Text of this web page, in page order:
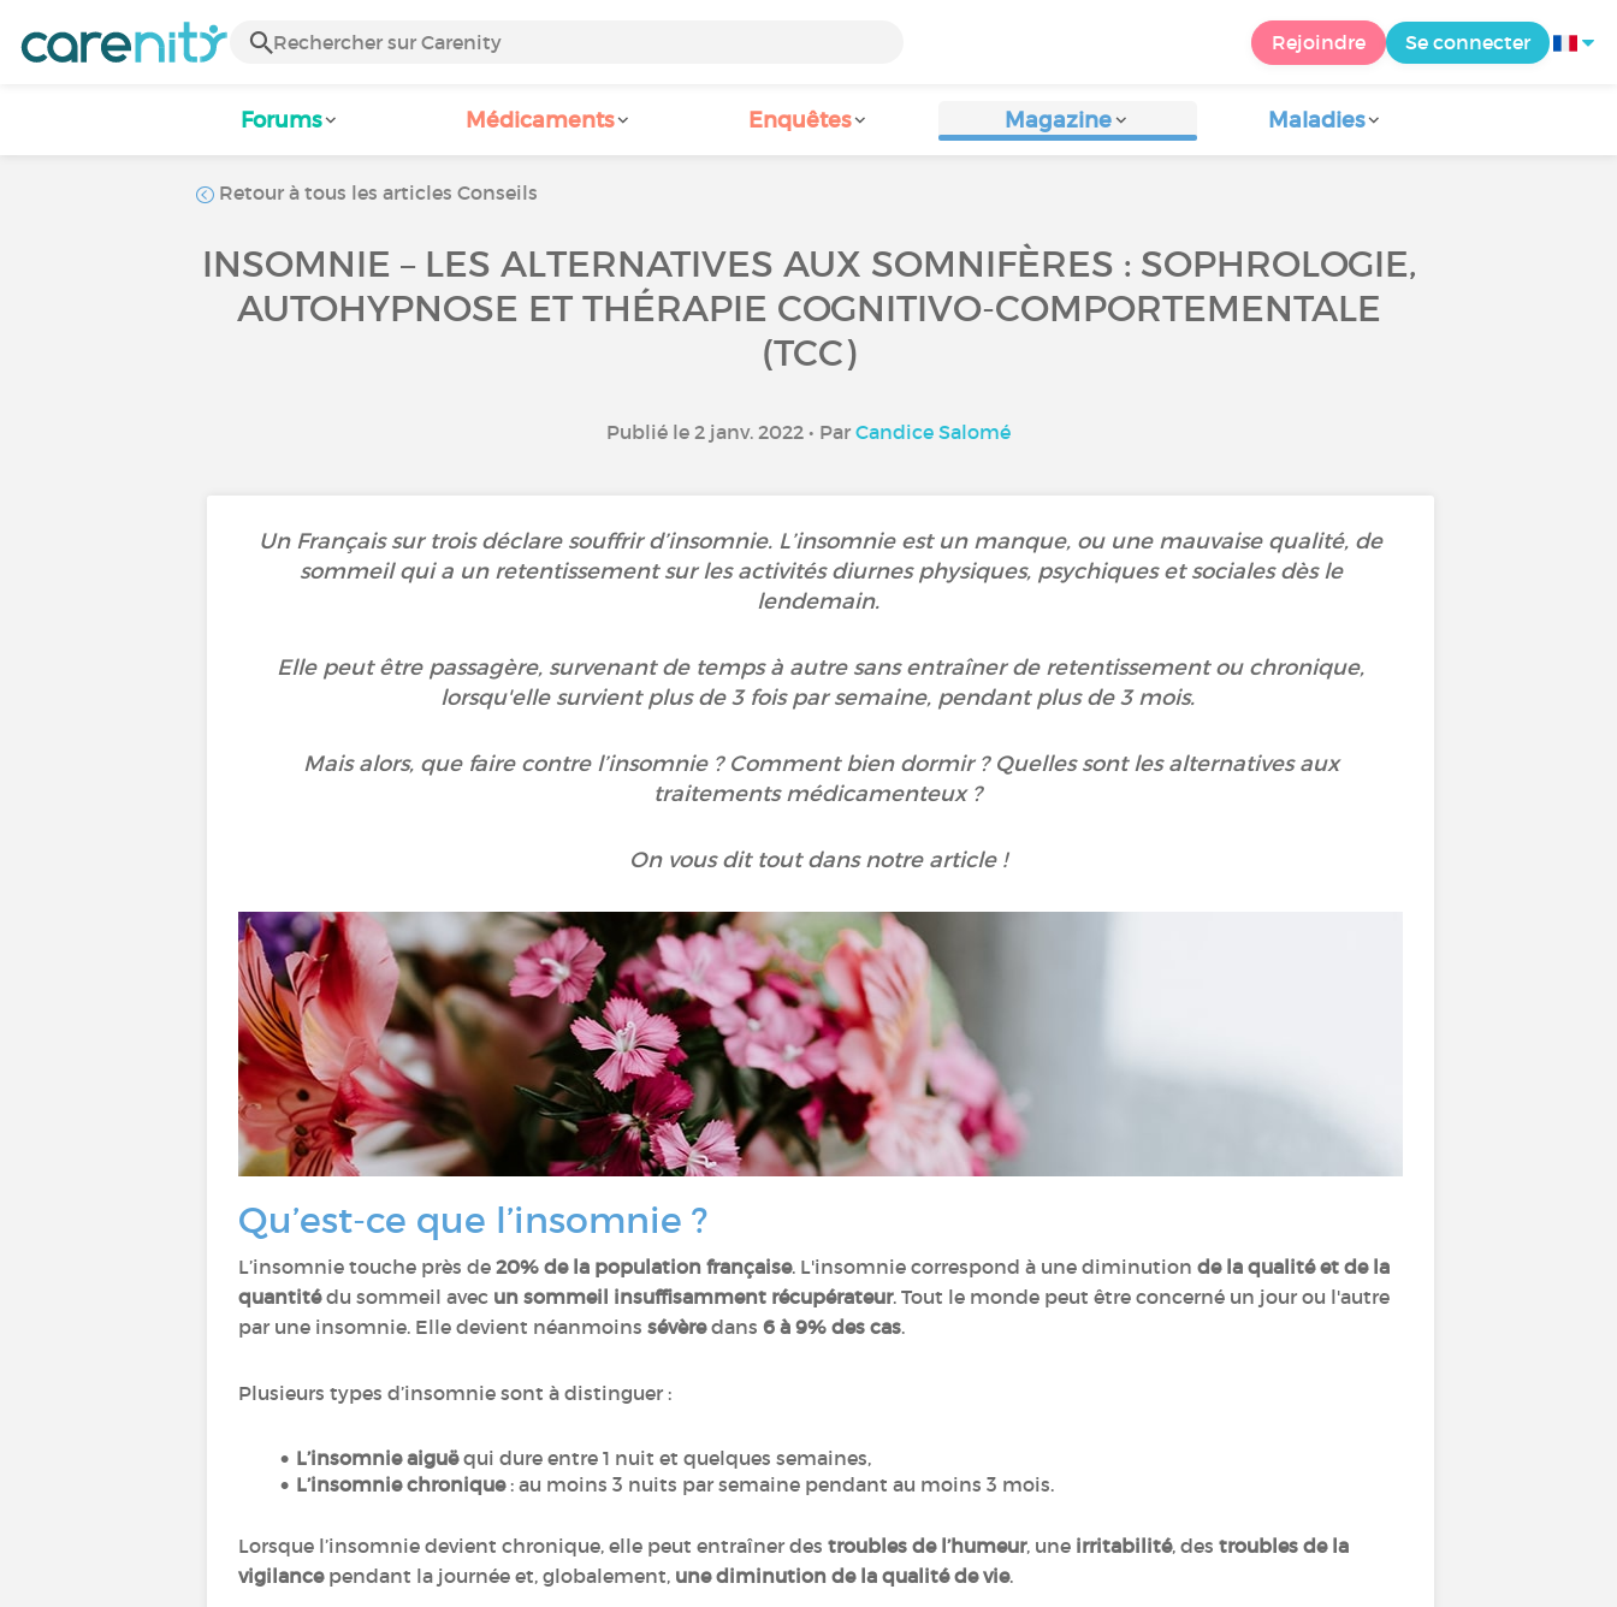
Rejoindre Se connecter
Forums Médicaments Enquêtes Magazine Maladies
Retour à tous les articles Conseils
INSOMNIE – LES ALTERNATIVES AUX SOMNIFÈRES : SOPHROLOGIE,
AUTOHYPNOSE ET THÉRAPIE COGNITIVO-COMPORTEMENTALE
(TCC)
Publié le 2 janv. 2022 • Par Candice Salomé
Un Français sur trois déclare souffrir d’insomnie. L’insomnie est un manque, ou une mauvaise qualité, de
sommeil qui a un retentissement sur les activités diurnes physiques, psychiques et sociales dès le
lendemain.
Elle peut être passagère, survenant de temps à autre sans entraîner de retentissement ou chronique,
lorsqu'elle survient plus de 3 fois par semaine, pendant plus de 3 mois.
Mais alors, que faire contre l’insomnie ? Comment bien dormir ? Quelles sont les alternatives aux
traitements médicamenteux ?
On vous dit tout dans notre article !
Qu’est-ce que l’insomnie ?
L’insomnie touche près de 20% de la population française. L'insomnie correspond à une diminution de la qualité et de la
quantitédu sommeil avec un sommeil insuffisamment récupérateur. Tout le monde peut être concerné un jour ou l'autre
par une insomnie. Elle devient néanmoins sévèredans 6 à 9% des cas.
Plusieurs types d’insomnie sont à distinguer :
L’insomnie aiguëqui dure entre 1 nuit et quelques semaines,
L’insomnie chronique: au moins 3 nuits par semaine pendant au moins 3 mois.
Lorsque l’insomnie devient chronique, elle peut entraîner des troubles de l’humeur, une irritabilité, des troubles de la
vigilancependant la journée et, globalement, une diminution de la qualité de vie.